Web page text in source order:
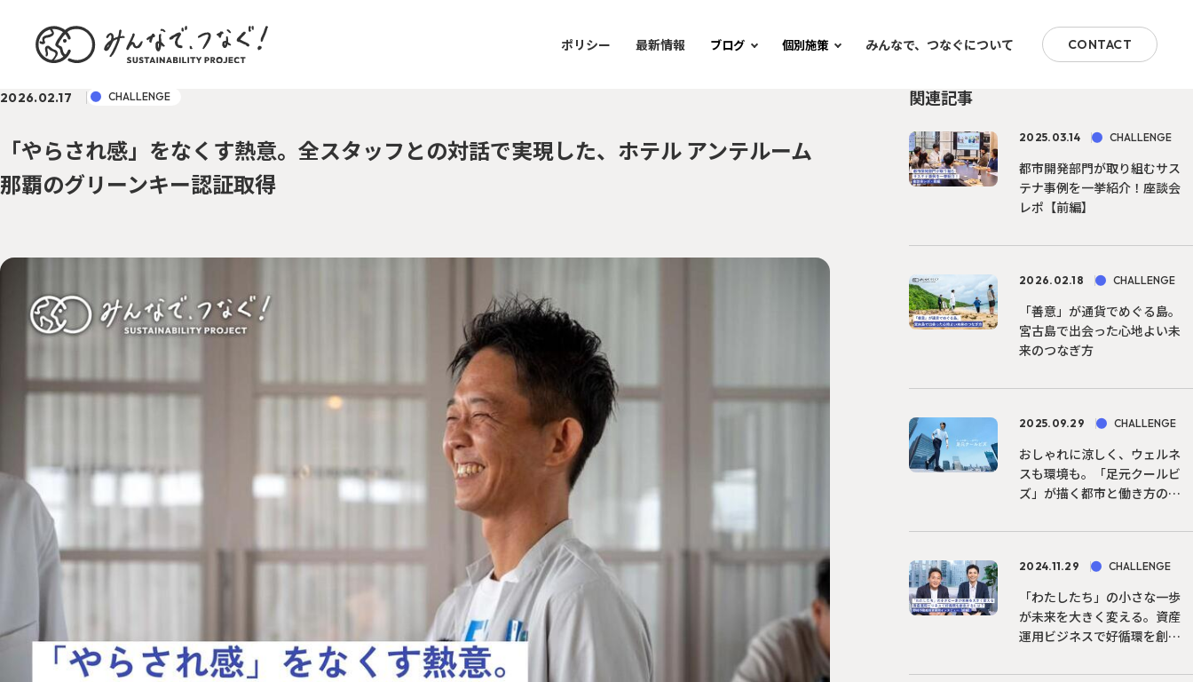
ポリシー 最新情報 ブログ 個別施策 みんなで、つなぐについて CONTACT
2026.02.17 CHALLENGE
「やらされ感」をなくす熱意。全スタッフとの対話で実現した、ホテル アンテルーム
那覇のグリーンキー認証取得
関連記事
2025.03.14 CHALLENGE
都市開発部門が取り組むサス
テナ事例を一挙紹介！座談会
レポ【前編】
2026.02.18 CHALLENGE
「善意」が通貨でめぐる島。
宮古島で出会った心地よい未
来のつなぎ方
2025.09.29 CHALLENGE
おしゃれに涼しく、ウェルネ
スも環境も。「足元クールビ
ズ」が描く都市と働き方の未
2024.11.29 CHALLENGE
「わたしたち」の小さな一歩
が未来を大きく変える。資産
運用ビジネスで好循環を創出